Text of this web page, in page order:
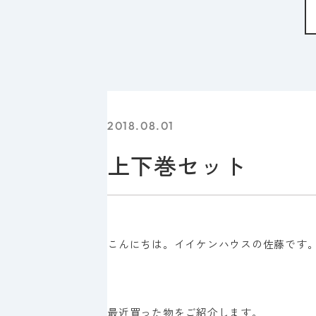
2018.08.01
上下巻セット
こんにちは。イイケンハウスの佐藤です
最近買った物をご紹介します。